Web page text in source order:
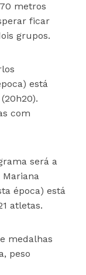
metros
ficar
grupos.
está
com
será a
Mariana
época) está
atletas.
medalhas
peso